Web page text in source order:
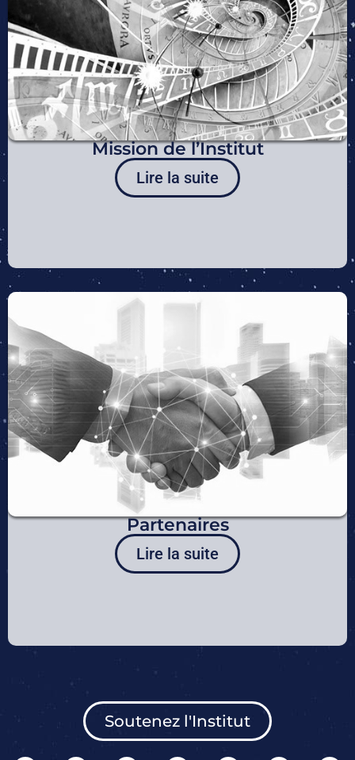
Mission de l’Institut
Lire la suite
Partenaires
Lire la suite
Soutenez l'Institut